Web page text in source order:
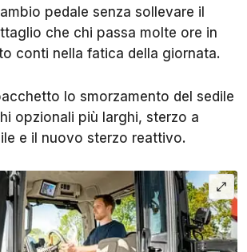
pedale senza sollevare il
che chi passa molte ore in
conti nella fatica della giornata.
lo smorzamento del sedile
opzionali più larghi, sterzo a
e il nuovo sterzo reattivo.